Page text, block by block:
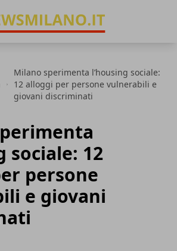
Milano sperimenta l’housing sociale:
12 alloggi per persone vulnerabili e
giovani discriminati
sociale: 12
persone
e giovani